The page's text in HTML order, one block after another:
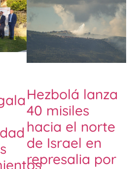
Hezbolá lanza
40 misiles
hacia el norte
de Israel en
represalia por